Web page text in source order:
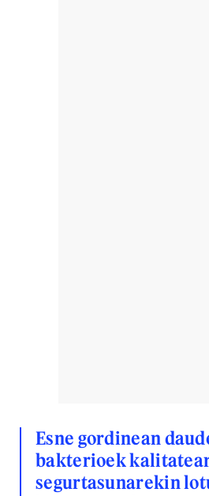
Esne gordinean
bakterioek
segurtasunarekin